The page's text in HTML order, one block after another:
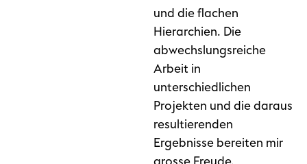
und die flachen
Hierarchien. Die
abwechslungsreiche
Arbeit in
unterschiedlichen
Projekten und die daraus
resultierenden
Ergebnisse bereiten mir